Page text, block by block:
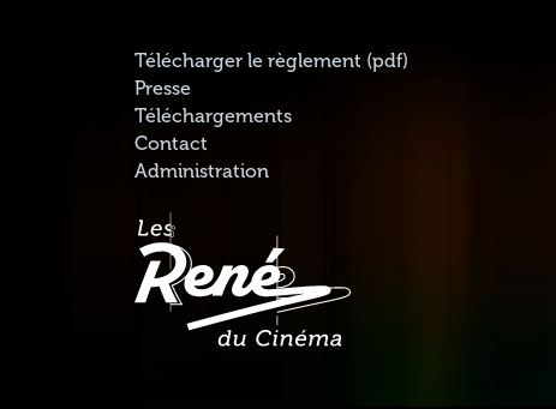
Télécharger le règlement (pdf)
Presse
Téléchargements
Contact
Administration